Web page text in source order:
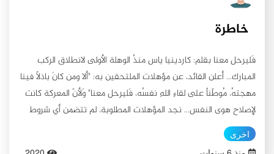
خاطرة
فَليرحل معنا بقلم: كاردينيا ياس منذُ الوهلة الأولى لانطلاق الركب
المبارك... أعلن القائد، عن مؤهلات الملتحقين به: "ألا ومن كانَ باذلًا فينا
مهجتهُ، مُوطّناً على لقاءِ اللهِ نفسُه، فَليرحل معنا" وَلأنّ المعركة كانت
لِإصلاح هوى النفس... نجد المؤهلات المطلوبة، لم تتضمن أي شروط
بدنية... بل جُلّ ما أكدّ عليه... هوّ (النفس)... لأنه على يقين بأن ذلك
كان كافيًا، فهوّ ما يدير رحاها... وَالآن... أيها اللاحق بالركب الحسيني...
اخرى